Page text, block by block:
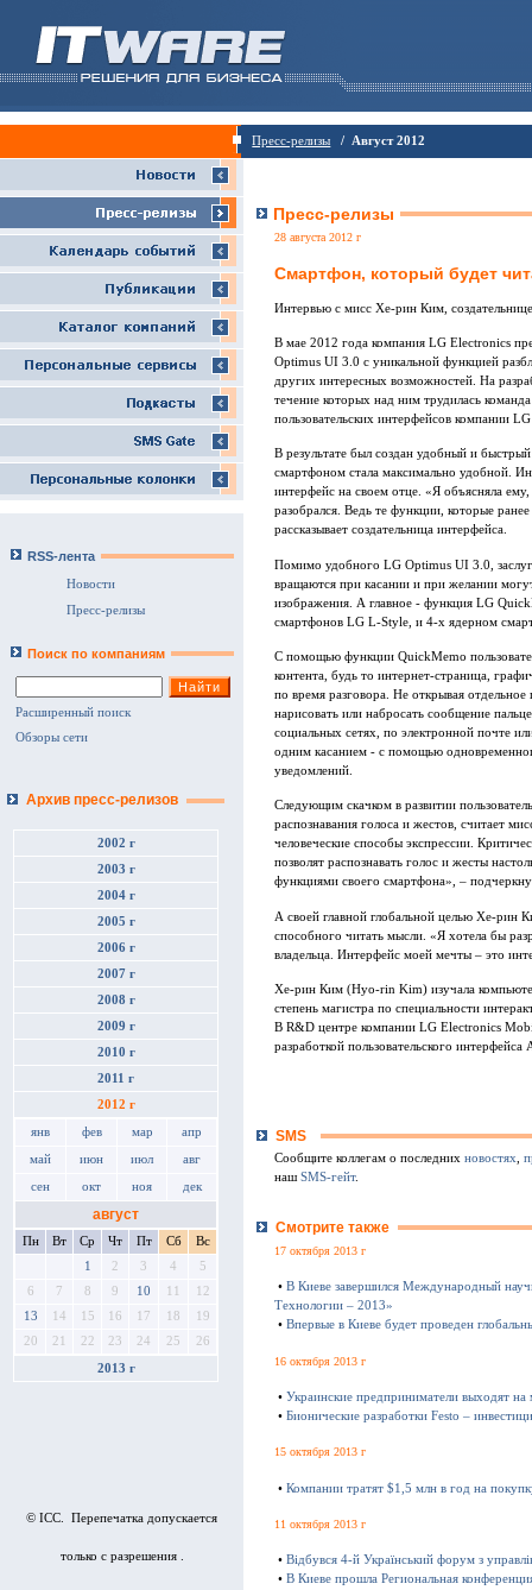
Пресс-релизы / Август 2012
RSS-лента
Новости
Пресс-релизы
Поиск по компаниям
Расширенный поиск
Обзоры сети
Архив пресс-релизов
2002 г
2003 г
2004 г
2005 г
2006 г
2007 г
2008 г
2009 г
2010 г
2011 г
2012 г
янв фев мар апр
май июн июл авг
сен окт ноя дек
август
Пн Вт Ср Чт Пт Сб
Вс
1
2 3 4
5
6
7 8 9 10 11
12
13
14 15 16 17 18
19
20
21 22 23 24 25 26
2013 г
© ICC. Перепечатка допускается
только с разрешения .
Пресс-релизы
28 августа 2012 г
Смартфон, который будет
Интервью с мисс Хе-рин Ким,
В мае 2012 года компания LG Electronics
Optimus UI 3.0 с уникальной функцией
других интересных возможностей. На
течение которых над ним трудилась
пользовательских интерфейсов
В результате был создан удобный и
смартфоном стала максимально удобной.
интерфейс на своем отце. «Я объясняла
разобрался. Ведь те функции, которые
рассказывает создательница интерфейса.
Помимо удобного LG Optimus UI 3.0,
вращаются при касании и при желании
изображения. А главное - функция LG
смартфонов LG L-Style, и 4-х ядерном
С помощью функции QuickMemo
контента, будь то интернет-страница,
по время разговора. Не открывая
нарисовать или набросать сообщение
социальных сетях, по электронной почте
одним касанием - с помощью
уведомлений.
Следующим скачком в развитии
распознавания голоса и жестов, считает
человеческие способы экспрессии.
позволят распознавать голос и жесты
функциями своего смартфона», –
А своей главной глобальной целью Хе-рин
способного читать мысли. «Я хотела бы
владельца. Интерфейс моей мечты – это
Хе-рин Ким (Hyo-rin Kim) изучала
степень магистра по специальности
В R&D центре компании LG Electronics
разработкой пользовательского
SMS
Сообщите коллегам о последних новостях
наш SMS-гейт.
Смотрите также
17 октября 2013 г
• В Киеве завершился Международный
Технологии – 2013»
• Впервые в Киеве будет проведен
16 октября 2013 г
• Украинские предприниматели выходят
• Бионические разработки Festo –
15 октября 2013 г
• Компании тратят $1,5 млн в год на
11 октября 2013 г
• Відбувся 4-й Український форум з
• В Киеве прошла Региональная